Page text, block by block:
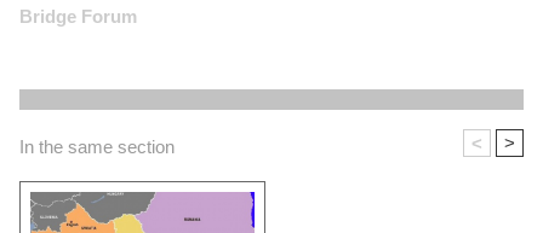
Bridge Forum
In the same section < >